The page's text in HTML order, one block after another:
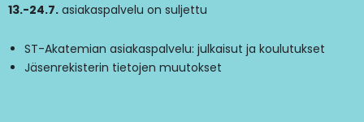
13.-24.7. asiakaspalvelu on suljettu
ST-Akatemian asiakaspalvelu: julkaisut ja koulutukset
Jäsenrekisterin tietojen muutokset